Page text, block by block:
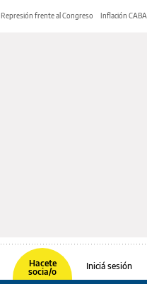
Represión frente al Congreso Inflación CABA
Hacete
socia/o
Iniciá sesión